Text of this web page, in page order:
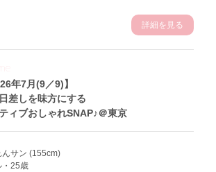
詳細を見る
年7月(9／9)】
差しを味方にする
ィブおしゃれSNAP♪＠東京
んサン (155cm)
・25歳